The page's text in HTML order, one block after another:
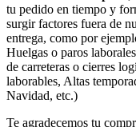
tu pedido en tiempo y
surgir factores fuera de
entrega, como por
Huelgas o paros
de carreteras o cierres
laborables, Altas
Navidad, etc.)
Te agradecemos tu